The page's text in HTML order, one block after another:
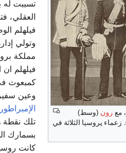
مع رون (وسط)
زعماء پروسيا الثلاثة في
تسببت له
العقلي،
فيلهلم
وتولي
مملكة
فيلهلم
كمبعوث
وعين
تلك نقطة
بسمارك
كانت